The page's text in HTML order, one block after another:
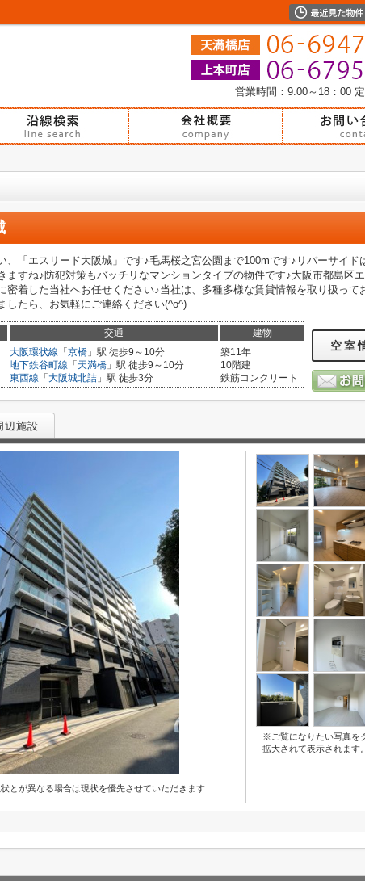
営業時間：9:00～18：00
、「エスリード大阪城」です♪毛馬桜之宮公園まで100mです♪リバーサイド
ますね♪防犯対策もバッチリなマンションタイプの物件です♪大阪市都島区
密着した当社へお任せください♪当社は、多種多様な賃貸情報を取り扱って
したら、お気軽にご連絡ください(^o^)
交通 建物
大阪環状線 「 京橋 」駅 徒歩9～10分
地下鉄谷町線 「 天満橋 」駅 徒歩9～10分
東西線 「 大阪城北詰 」駅 徒歩3分
築11年
10階建
鉄筋コンクリート
空室
辺施設
とが異なる場合は現状を優先させていただきます
※ご覧になりたい写真を
拡大されて表示されます。